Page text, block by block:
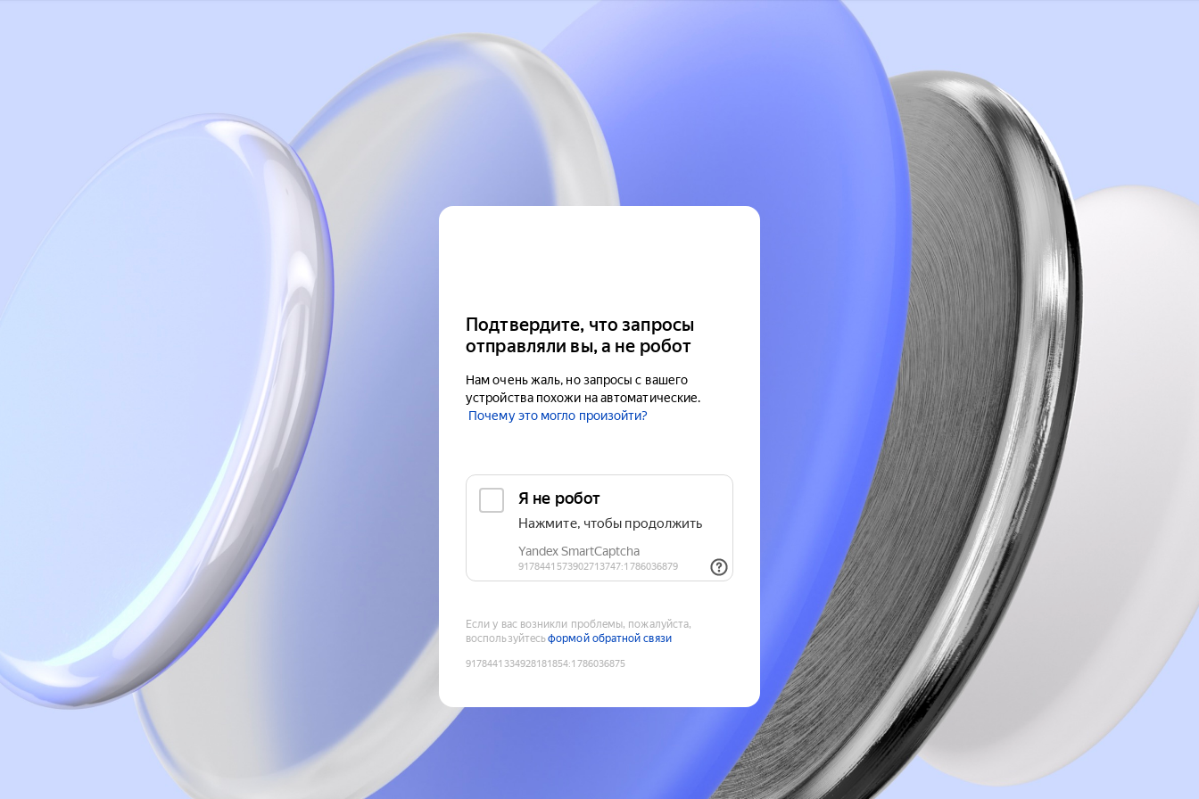
Подтвердите, что запросы
отправляли вы, а не робот
Нам очень жаль, но запросы с вашего
устройства похожи на автоматические.
Почему это могло произойти?
Если у вас возникли проблемы, пожалуйста,
воспользуйтесьформой обратной связи
9178441334928181854:1786036875